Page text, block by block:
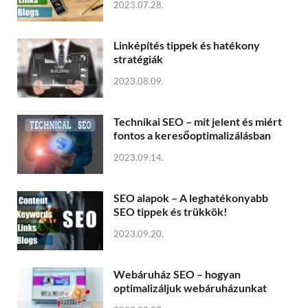
2023.07.28.
Linképítés tippek és hatékony
stratégiák
2023.08.09.
Technikai SEO – mit jelent és miért
fontos a keresőoptimalizálásban
2023.09.14.
SEO alapok – A leghatékonyabb
SEO tippek és trükkök!
2023.09.20.
Webáruház SEO – hogyan
optimalizáljuk webáruházunkat